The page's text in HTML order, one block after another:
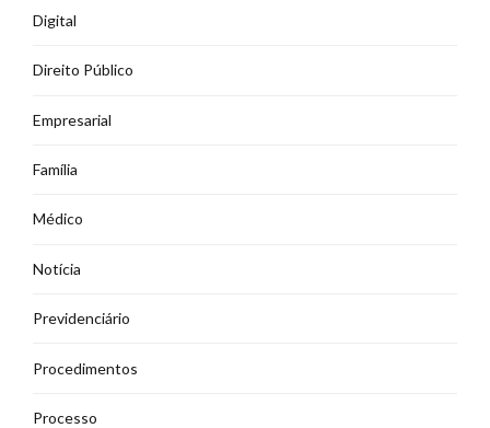
Digital
Direito Público
Empresarial
Família
Médico
Notícia
Previdenciário
Procedimentos
Processo